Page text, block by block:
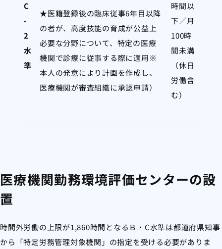
C
-
2
水
準
★医籍登録後の臨床従事6年目以降
の者が、高度技能の育成が公益上
必要な分野について、特定の医療
機関で診療に従事する際に適用※
本人の発意により計画を作成し、
医療機関が審査組織に承認申請）
時間以
下／月
100時
間未満
（休日
労働含
む）
医療機関勤務環境評価センターの設
置
時間外労働の上限が1,860時間となるＢ・C水準は都道府県知事
から「特定労務管理対象機関」の指定を受ける必要がありま